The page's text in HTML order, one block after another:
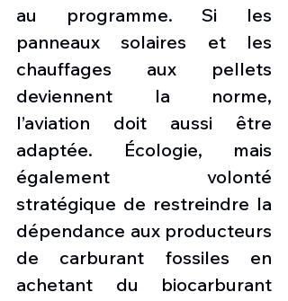
au programme. Si les
panneaux solaires et les
chauffages aux pellets
deviennent la norme,
l’aviation doit aussi être
adaptée. Écologie, mais
également volonté
stratégique de restreindre la
dépendance aux producteurs
de carburant fossiles en
achetant du biocarburant